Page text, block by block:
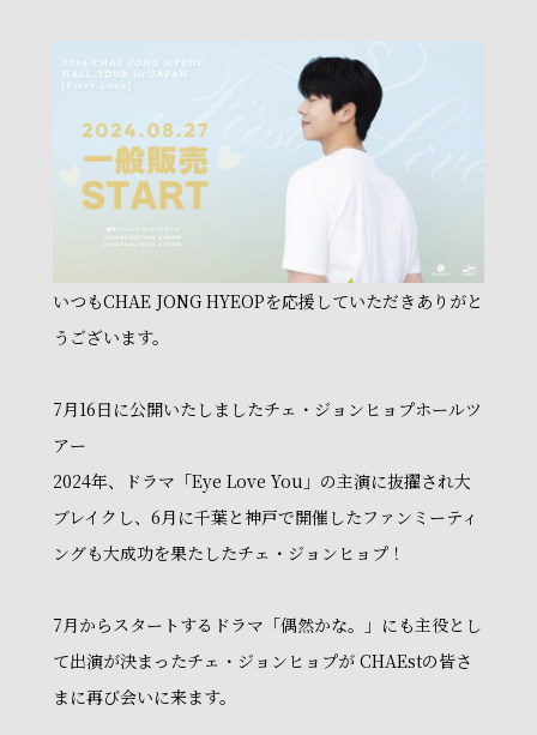
いつもCHAE JONG HYEOPを応援していただきありがと
うございます。
7月16日に公開いたしましたチェ・ジョンヒョプホールツ
アー
2024年、ドラマ「Eye Love You」の主演に抜擢され大
ブレイクし、6月に千葉と神戸で開催したファンミーティ
ングも大成功を果たしたチェ・ジョンヒョプ！
7月からスタートするドラマ「偶然かな。」にも主役とし
て出演が決まったチェ・ジョンヒョプが CHAEstの皆さ
まに再び会いに来ます。